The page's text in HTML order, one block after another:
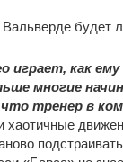
играет, как ему
многие
тренер в
хаотичные